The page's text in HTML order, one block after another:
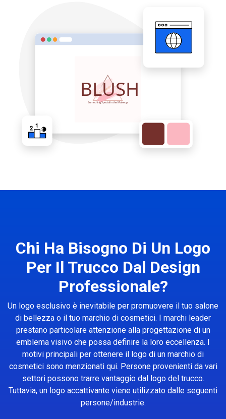
Chi Ha Bisogno Di Un Logo
Per Il Trucco Dal Design
Professionale?
Un logo esclusivo è inevitabile per promuovere il tuo salone
di bellezza o il tuo marchio di cosmetici. I marchi leader
prestano particolare attenzione alla progettazione di un
emblema visivo che possa definire la loro eccellenza. I
motivi principali per ottenere il logo di un marchio di
cosmetici sono menzionati qui. Persone provenienti da vari
settori possono trarre vantaggio dal logo del trucco.
Tuttavia, un logo accattivante viene utilizzato dalle seguenti
persone/industrie.